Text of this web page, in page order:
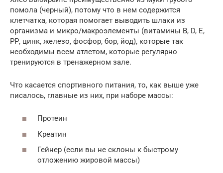
помола (черный), потому что в нем содержится
клетчатка, которая помогает выводить шлаки из
организма и микро/макроэлементы (витамины В, D, Е,
РР, цинк, железо, фосфор, бор, йод), которые так
необходимы всем атлетом, которые регулярно
тренируются в тренажерном зале.
Что касается спортивного питания, то, как выше уже
писалось, главные из них, при наборе массы:
Протеин
Креатин
Гейнер (если вы не склоны к быстрому
отложению жировой массы)